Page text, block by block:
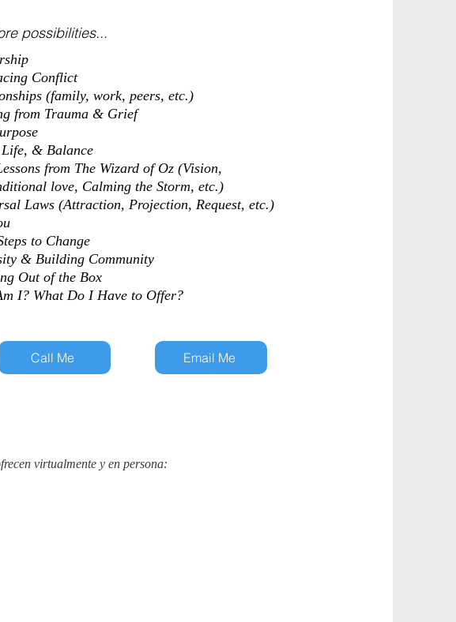
possibilities...
Conflict
(family, work, peers, etc.)
from Trauma & Grief
Life, & Balance
from The Wizard of Oz (Vision,
love, Calming the Storm, etc.)
Laws (Attraction, Projection, Request, etc.)
to Change
& Building Community
Out of the Box
I? What Do I Have to Offer?
Call Me Email Me
virtualmente y en persona: